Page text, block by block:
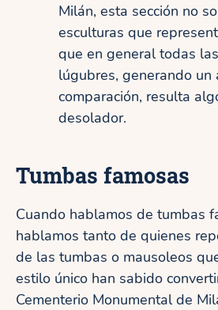
Milán, esta sección no
esculturas que
que en general todas
lúgubres, generando un
comparación, resulta
desolador.
Tumbas famosas
Cuando hablamos de tumbas
hablamos tanto de quienes
de las tumbas o mausoleos
estilo único han sabido
Cementerio Monumental de